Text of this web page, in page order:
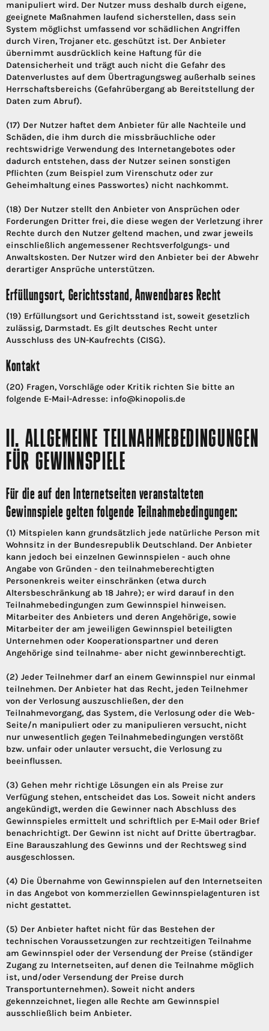
manipuliert wird. Der Nutzer muss deshalb durch eigene,
geeignete Maßnahmen laufend sicherstellen, dass sein
System möglichst umfassend vor schädlichen Angriffen
durch Viren, Trojaner etc. geschützt ist. Der Anbieter
übernimmt ausdrücklich keine Haftung für die
Datensicherheit und trägt auch nicht die Gefahr des
Datenverlustes auf dem Übertragungsweg außerhalb seines
Herrschaftsbereichs (Gefahrübergang ab Bereitstellung der
Daten zum Abruf).
(17) Der Nutzer haftet dem Anbieter für alle Nachteile und
Schäden, die ihm durch die missbräuchliche oder
rechtswidrige Verwendung des Internetangebotes oder
dadurch entstehen, dass der Nutzer seinen sonstigen
Pflichten (zum Beispiel zum Virenschutz oder zur
Geheimhaltung eines Passwortes) nicht nachkommt.
(18) Der Nutzer stellt den Anbieter von Ansprüchen oder
Forderungen Dritter frei, die diese wegen der Verletzung ihrer
Rechte durch den Nutzer geltend machen, und zwar jeweils
einschließlich angemessener Rechtsverfolgungs- und
Anwaltskosten. Der Nutzer wird den Anbieter bei der Abwehr
derartiger Ansprüche unterstützen.
Erfüllungsort, Gerichtsstand, Anwendbares Recht
(19) Erfüllungsort und Gerichtsstand ist, soweit gesetzlich
zulässig, Darmstadt. Es gilt deutsches Recht unter
Ausschluss des UN-Kaufrechts (CISG).
Kontakt
(20) Fragen, Vorschläge oder Kritik richten Sie bitte an
folgende E-Mail-Adresse: info@kinopolis.de
II. ALLGEMEINE TEILNAHMEBEDINGUNGEN
FÜR GEWINNSPIELE
Für die auf den Internetseiten veranstalteten
Gewinnspiele gelten folgende Teilnahmebedingungen:
(1) Mitspielen kann grundsätzlich jede natürliche Person mit
Wohnsitz in der Bundesrepublik Deutschland. Der Anbieter
kann jedoch bei einzelnen Gewinnspielen - auch ohne
Angabe von Gründen - den teilnahmeberechtigten
Personenkreis weiter einschränken (etwa durch
Altersbeschränkung ab 18 Jahre); er wird darauf in den
Teilnahmebedingungen zum Gewinnspiel hinweisen.
Mitarbeiter des Anbieters und deren Angehörige, sowie
Mitarbeiter der am jeweiligen Gewinnspiel beteiligten
Unternehmen oder Kooperationspartner und deren
Angehörige sind teilnahme- aber nicht gewinnberechtigt.
(2) Jeder Teilnehmer darf an einem Gewinnspiel nur einmal
teilnehmen. Der Anbieter hat das Recht, jeden Teilnehmer
von der Verlosung auszuschließen, der den
Teilnahmevorgang, das System, die Verlosung oder die Web-
Seite/n manipuliert oder zu manipulieren versucht, nicht
nur unwesentlich gegen Teilnahmebedingungen verstößt
bzw. unfair oder unlauter versucht, die Verlosung zu
beeinflussen.
(3) Gehen mehr richtige Lösungen ein als Preise zur
Verfügung stehen, entscheidet das Los. Soweit nicht anders
angekündigt, werden die Gewinner nach Abschluss des
Gewinnspieles ermittelt und schriftlich per E-Mail oder Brief
benachrichtigt. Der Gewinn ist nicht auf Dritte übertragbar.
Eine Barauszahlung des Gewinns und der Rechtsweg sind
ausgeschlossen.
(4) Die Übernahme von Gewinnspielen auf den Internetseiten
in das Angebot von kommerziellen Gewinnspielagenturen ist
nicht gestattet.
(5) Der Anbieter haftet nicht für das Bestehen der
technischen Voraussetzungen zur rechtzeitigen Teilnahme
am Gewinnspiel oder der Versendung der Preise (ständiger
Zugang zu Internetseiten, auf denen die Teilnahme möglich
ist, und/oder Versendung der Preise durch
Transportunternehmen). Soweit nicht anders
gekennzeichnet, liegen alle Rechte am Gewinnspiel
ausschließlich beim Anbieter.